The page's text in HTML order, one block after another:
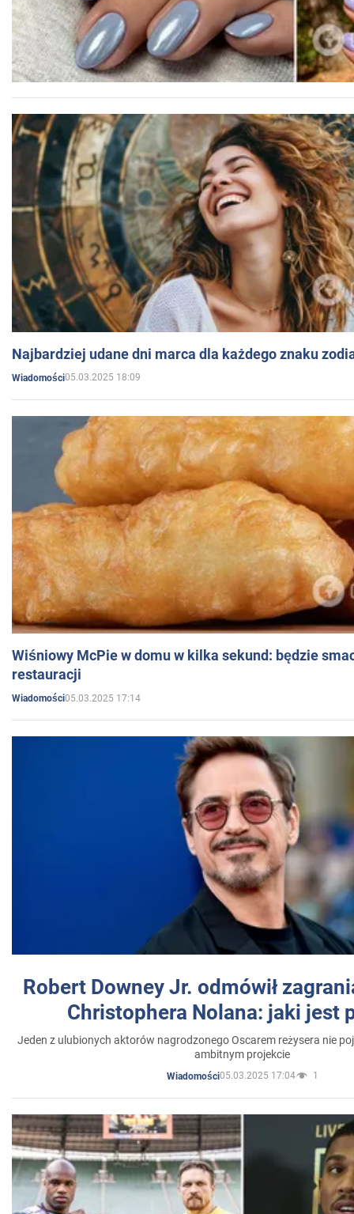
Najbardziej udane dni marca dla każdego znaku
Wiadomości05.03.2025 18:09
Wiśniowy McPie w domu w kilka sekund: będzie
restauracji
Wiadomości05.03.2025 17:14
Robert Downey Jr. odmówił
Christophera Nolana: jaki jest
Jeden z ulubionych aktorów nagrodzonego Oscarem reżysera nie
ambitnym projekcie
Wiadomości05.03.2025 17:04 1